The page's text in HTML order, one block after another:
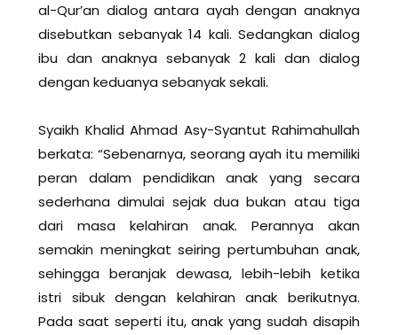
al-Qur’an dialog antara ayah dengan anaknya
disebutkan sebanyak 14 kali. Sedangkan dialog
ibu dan anaknya sebanyak 2 kali dan dialog
dengan keduanya sebanyak sekali.
Syaikh Khalid Ahmad Asy-Syantut Rahimahullah
berkata: “Sebenarnya, seorang ayah itu memiliki
peran dalam pendidikan anak yang secara
sederhana dimulai sejak dua bukan atau tiga
dari masa kelahiran anak. Perannya akan
semakin meningkat seiring pertumbuhan anak,
sehingga beranjak dewasa, lebih-lebih ketika
istri sibuk dengan kelahiran anak berikutnya.
Pada saat seperti itu, anak yang sudah disapih